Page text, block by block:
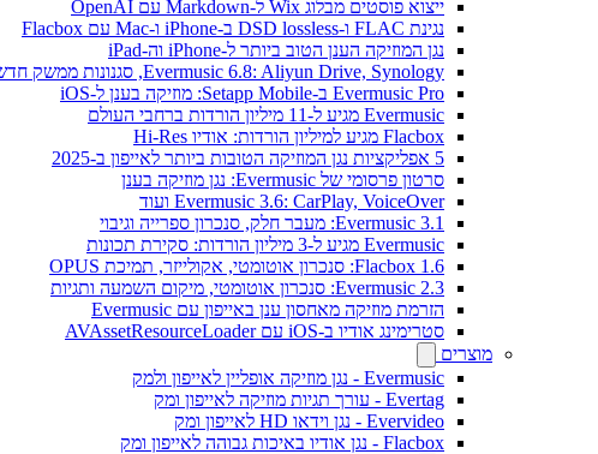
ייצוא פוסטים מבלוג Wix ל-Markdown עם OpenAI
נגינת FLAC ו-DSD lossless ב-iPhone ו-Mac עם Flacbox
נגן המוזיקה הענן הטוב ביותר ל-iPhone וה-iPad
Evermusic 6.8: Aliyun Drive, Synology, סגנונות ממשק חדשים
Evermusic Pro ב-Setapp Mobile: מוזיקה בענן ל-iOS
Evermusic מגיע ל-11 מיליון הורדות ברחבי העולם
Flacbox מגיע למיליון הורדות: אודיו Hi-Res
5 אפליקציות נגן המוזיקה הטובות ביותר לאייפון ב-2025
סרטון פרסומי של Evermusic: נגן מוזיקה בענן
Evermusic 3.6: CarPlay, VoiceOver ועוד
Evermusic 3.1: מעבר חלק, סנכרון ספרייה וגיבוי
Evermusic מגיע ל-3 מיליון הורדות: סקירת תכונות
Flacbox 1.6: סנכרון אוטומטי, אקולייזר, תמיכת OPUS
Evermusic 2.3: סנכרון אוטומטי, מיקום השמעה ותגיות
הזרמת מוזיקה מאחסון ענן באייפון עם Evermusic
סטרימינג אודיו ב-iOS עם AVAssetResourceLoader
מוצרים
Evermusic - נגן מוזיקה אופליין לאייפון ולמק
Evertag - עורך תגיות מוזיקה לאייפון ומק
Evervideo - נגן וידאו HD לאייפון ומק
Flacbox - נגן אודיו באיכות גבוהה לאייפון ומק